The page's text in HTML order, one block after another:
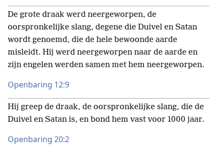
De grote draak werd neergeworpen, de
oorspronkelijke slang, degene die Duivel en Satan
wordt genoemd, die de hele bewoonde aarde
misleidt. Hij werd neergeworpen naar de aarde en
zijn engelen werden samen met hem neergeworpen.
Openbaring 12:9
Hij greep de draak, de oorspronkelijke slang, die de
Duivel en Satan is, en bond hem vast voor 1000 jaar.
Openbaring 20:2